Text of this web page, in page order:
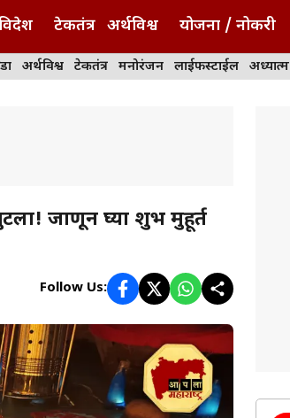
टेकतंत्र अर्थविश्व योजना / नोकरी
अर्थविश्व टेकतंत्र मनोरंजन लाईफस्टाईल अध्यात्म
जाणून घ्या शुभ मुहूर्त
Follow Us: